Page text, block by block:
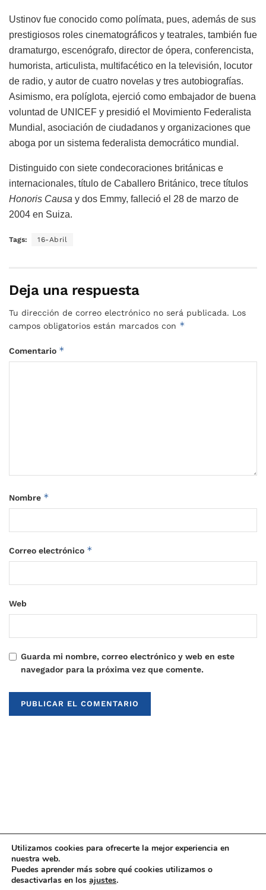
Ustinov fue conocido como polímata, pues, además de sus
prestigiosos roles cinematográficos y teatrales, también fue
dramaturgo, escenógrafo, director de ópera, conferencista,
humorista, articulista, multifacético en la televisión, locutor
de radio, y autor de cuatro novelas y tres autobiografías.
Asimismo, era políglota, ejerció como embajador de buena
voluntad de UNICEF y presidió el Movimiento Federalista
Mundial, asociación de ciudadanos y organizaciones que
aboga por un sistema federalista democrático mundial.
Distinguido con siete condecoraciones británicas e
internacionales, título de Caballero Británico, trece títulos
Honoris Causa y dos Emmy, falleció el 28 de marzo de
2004 en Suiza.
Tags: 16-Abril
Deja una respuesta
Tu dirección de correo electrónico no será publicada. Los
campos obligatorios están marcados con *
Comentario *
Nombre *
Correo electrónico *
Web
Guarda mi nombre, correo electrónico y web en este
navegador para la próxima vez que comente.
© 2021Upaninews
Utilizamos cookies para ofrecerte la mejor experiencia en
nuestra web.
Puedes aprender más sobre qué cookies utilizamos o
desactivarlas en los ajustes.